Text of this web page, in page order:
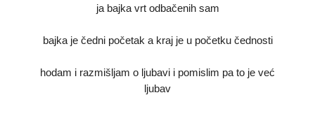
ja bajka vrt odbačenih sam
bajka je čedni početak a kraj je u početku čednosti
hodam i razmišljam o ljubavi i pomislim pa to je već
ljubav